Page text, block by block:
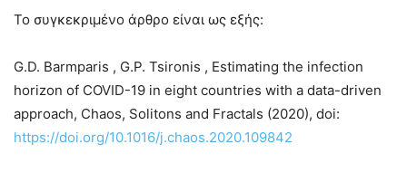
Το συγκεκριμένο άρθρο είναι ως εξής:
G.D. Barmparis , G.P. Tsironis , Estimating the infection
horizon of COVID-19 in eight countries with a data-driven
approach, Chaos, Solitons and Fractals (2020), doi:
https://doi.org/10.1016/j.chaos.2020.109842